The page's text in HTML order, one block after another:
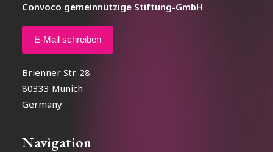
Convoco gemeinnützige Stiftung-GmbH
E-Mail schreiben
Brienner Str. 28
80333 Munich
Germany
Navigation